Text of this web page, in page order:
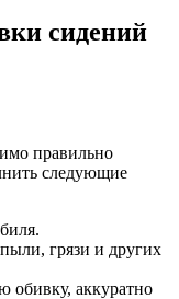
сидений
правильно
следующие
грязи и других
обивку, аккуратно